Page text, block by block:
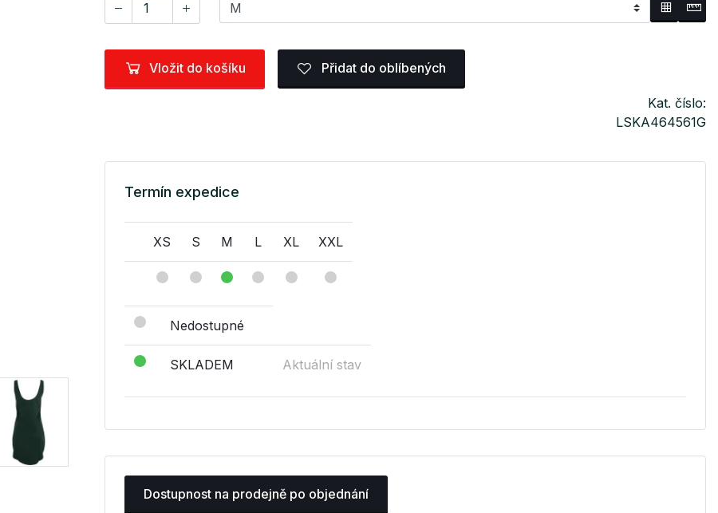
Vložit do košíku Přidat do oblíbených
Kat. číslo:
LSKA464561G
Termín expedice
XS S M L XL XXL
Nedostupné
SKLADEM Aktuální stav
Dostupnost na prodejně po objednání